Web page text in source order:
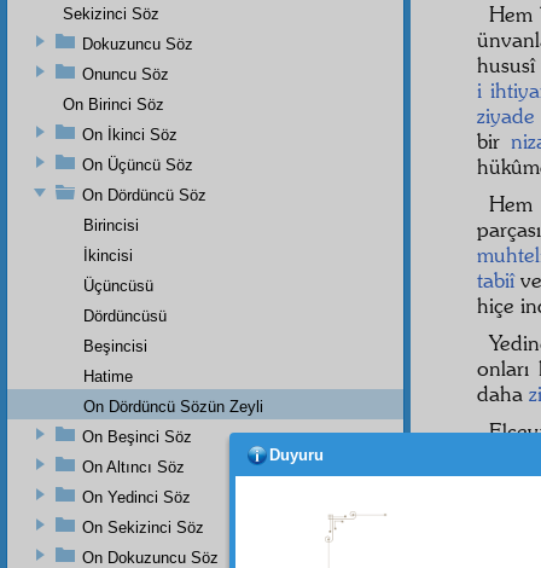
i
ziyade
bir
Hem
tabiîve
hiçe
onları
daha
hem
Sekizinci Söz
Dokuzuncu Söz
Onuncu Söz
On Birinci Söz
On İkinci Söz
On Üçüncü Söz
On Dördüncü Söz
Birincisi
İkincisi
Üçüncüsü
Dördüncüsü
Beşincisi
Hatime
On Dördüncü Sözün Zeyli
On Beşinci Söz
On Altıncı Söz
On Yedinci Söz
On Sekizinci Söz
On Dokuzuncu Söz
Duyuru